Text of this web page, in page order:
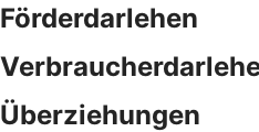
Förderdarlehen
Überziehungen